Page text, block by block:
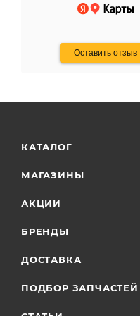
Оставить отзыв
КАТАЛОГ
МАГАЗИНЫ
АКЦИИ
БРЕНДЫ
ДОСТАВКА
ПОДБОР ЗАПЧАСТЕЙ